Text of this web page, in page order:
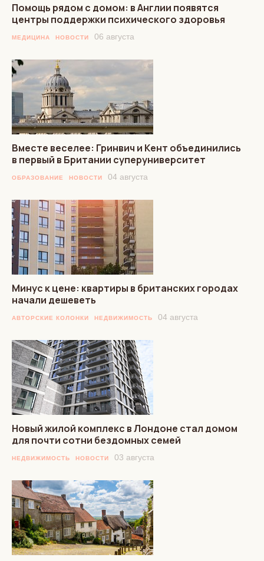
Помощь рядом с домом: в Англии появятся
центры поддержки психического здоровья
МЕДИЦИНА НОВОСТИ 06 августа
Вместе веселее: Гринвич и Кент объединились
в первый в Британии суперуниверситет
ОБРАЗОВАНИЕ НОВОСТИ 04 августа
Минус к цене: квартиры в британских городах
начали дешеветь
АВТОРСКИЕ КОЛОНКИ НЕДВИЖИМОСТЬ 04 августа
Новый жилой комплекс в Лондоне стал домом
для почти сотни бездомных семей
НЕДВИЖИМОСТЬ НОВОСТИ 03 августа